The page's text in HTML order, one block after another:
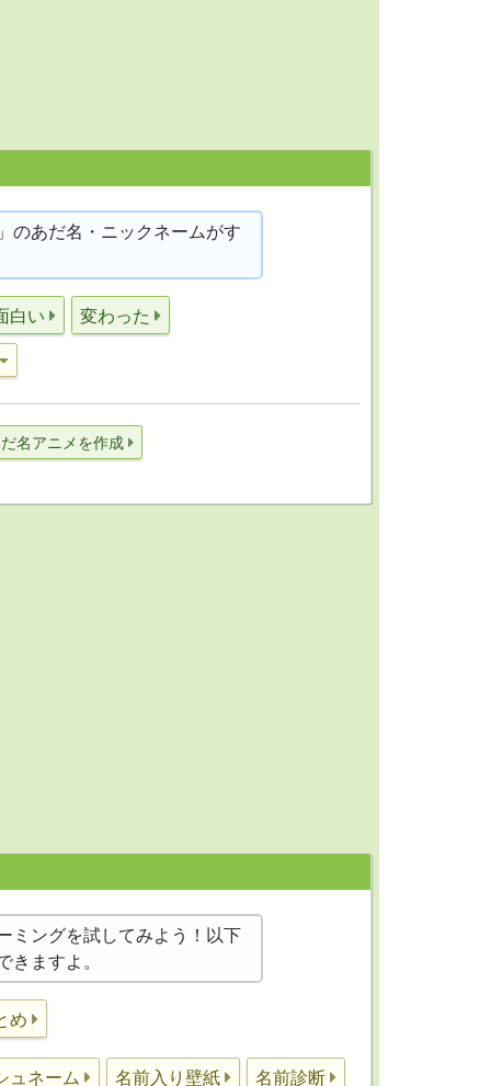
のあだ名・ニックネームがす
白い 変わった
名アニメを作成
ミングを試してみよう！以下
きますよ。
め
ュネーム 名前入り壁紙 名前診断